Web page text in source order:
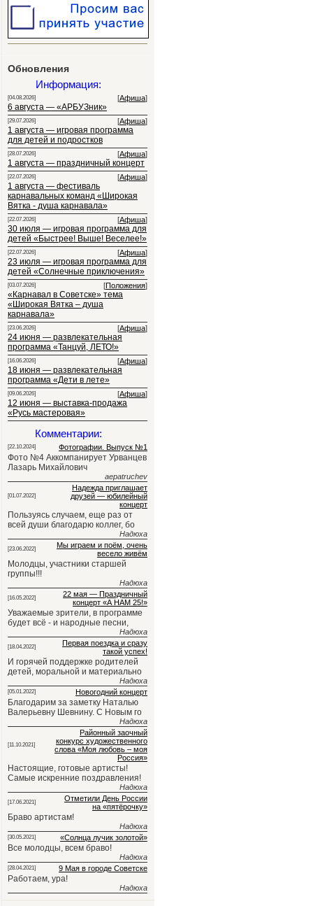
Обновления
Информация:
[04.08.2026] [Афиша]
6 августа — «АРБУЗник»
[29.07.2026] [Афиша]
1 августа — игровая программа
для детей и подростков
[28.07.2026] [Афиша]
1 августа — праздничный концерт
[22.07.2026] [Афиша]
1 августа — фестиваль
карнавальных команд «Широкая
Вятка - душа карнавала»
[22.07.2026] [Афиша]
30 июля — игровая программа для
детей «Быстрее! Выше! Веселее!»
[22.07.2026] [Афиша]
23 июля — игровая программа для
детей «Солнечные приключения»
[03.07.2026] [Положения]
«Карнавал в Советске» тема
«Широкая Вятка – душа
карнавала»
[23.06.2026] [Афиша]
24 июня — развлекательная
программа «Танцуй, ЛЕТО!»
[16.06.2026] [Афиша]
18 июня — развлекательная
программа «Дети в лете»
[09.06.2026] [Афиша]
12 июня — выставка-продажа
«Русь мастеровая»
Комментарии:
[22.10.2024] Фотографии. Выпуск №1
Фото №4 Аккомпанирует Урванцев
Лазарь Михайлович
aepatruchev
[01.07.2022]
Надежда приглашает
друзей — юбилейный
концерт
Пользуясь случаем, еще раз от
всей души благодарю коллег, бо
Надюха
[23.06.2022]
Мы играем и поём, очень
весело живём
Молодцы, участники старшей
группы!!!
Надюха
[16.05.2022]
22 мая — Праздничный
концерт «А НАМ 25!»
Уважаемые зрители, в программе
будет всё - и народные песни,
Надюха
[18.04.2022]
Первая поездка и сразу
такой успех!
И горячей поддержке родителей
детей, моральной и материально
Надюха
[05.01.2022] Новогодний концерт
Благодарим за заметку Наталью
Валерьевну Шевнину. С Новым го
Надюха
[11.10.2021]
Районный заочный
конкурс художественного
слова «Моя любовь – моя
Россия»
Настоящие, готовые артисты!
Самые искренние поздравления!
Надюха
[17.06.2021]
Отметили День России
на «пятёрочку»
Браво артистам!
Надюха
[30.05.2021] «Солнца лучик золотой»
Все молодцы, всем браво!
Надюха
[28.04.2021] 9 Мая в городе Советске
Работаем, ура!
Надюха